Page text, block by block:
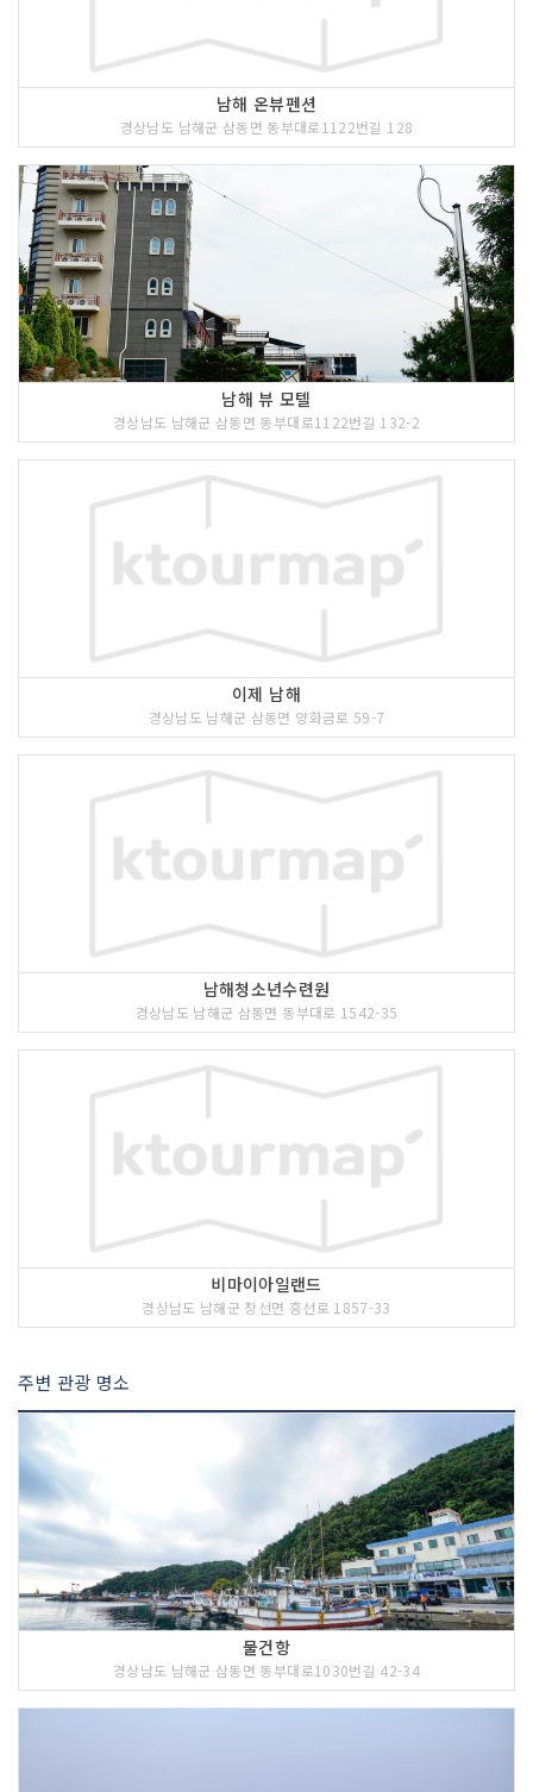
남해 온뷰펜션
경상남도 남해군 삼동면 동부대로1122번길 128
남해 뷰 모텔
경상남도 남해군 삼동면 동부대로1122번길 132-2
이제 남해
경상남도 남해군 삼동면 양화금로 59-7
남해청소년수련원
경상남도 남해군 삼동면 동부대로 1542-35
비마이아일랜드
경상남도 남해군 창선면 흥선로 1857-33
주변 관광 명소
물건항
경상남도 남해군 삼동면 동부대로1030번길 42-34